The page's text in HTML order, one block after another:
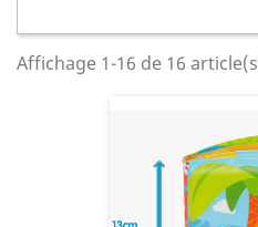
Affichage 1-16 de 16